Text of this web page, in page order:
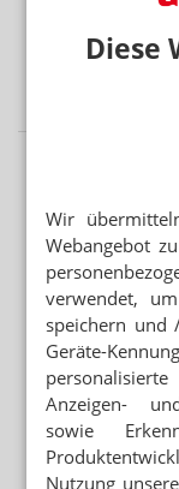
Diese
Wir
Webangebot
verwendet,
speichern und
Geräte-
Anzeigen-
sowie
Nutzung
PATENTSCHUTZ
Semaglutid-